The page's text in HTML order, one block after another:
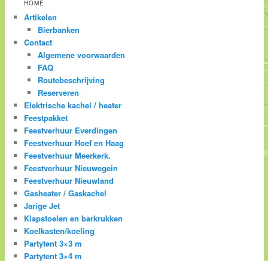
HOME
Artikelen
Bierbanken
Contact
Algemene voorwaarden
FAQ
Routebeschrijving
Reserveren
Elektrische kachel / heater
Feestpakket
Feestverhuur Everdingen
Feestverhuur Hoef en Haag
Feestverhuur Meerkerk.
Feestverhuur Nieuwegein
Feestverhuur Nieuwland
Gasheater / Gaskachel
Jarige Jet
Klapstoelen en barkrukken
Koelkasten/koeling
Partytent 3×3 m
Partytent 3×4 m